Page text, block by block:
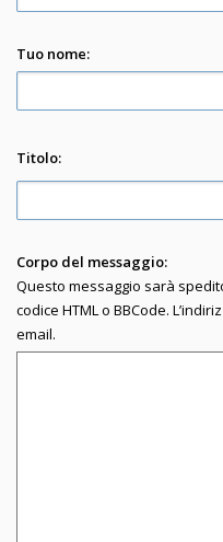
Tuo nome:
Titolo:
Corpo del messaggio:
Questo messaggio sarà
codice HTML o BBCode.
email.